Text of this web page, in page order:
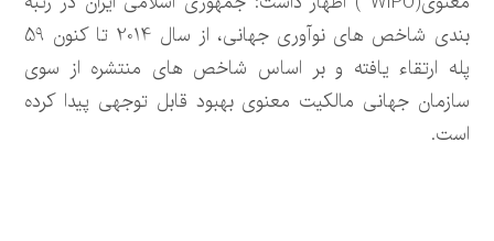
بندی شاخص های نوآوری جهانی، از سال 2014 تا کنون 59
پله ارتقاء یافته و بر اساس شاخص های منتشره از سوی
سازمان جهانی مالکیت معنوی بهبود قابل توجهی پیدا کرده
است.